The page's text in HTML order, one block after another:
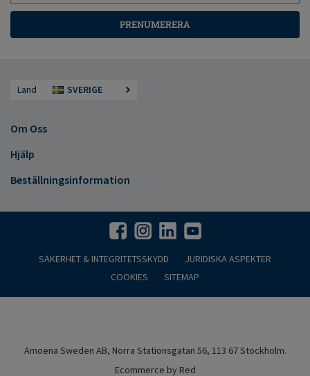
PRENUMERERA
Land SVERIGE
Om Oss
Hjälp
Beställningsinformation
SÄKERHET & INTEGRITETSSKYDD
JURIDISKA ASPEKTER
COOKIES
SITEMAP
Amoena Sweden AB, Norra Stationsgatan 56, 113 67 Stockholm.
Ecommerce by Red